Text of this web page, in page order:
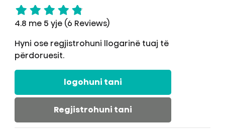
4.8 me 5 yje (6 Reviews)
Hyni ose regjistrohuni llogarinë tuaj të
përdoruesit.
logohuni tani
Regjistrohuni tani